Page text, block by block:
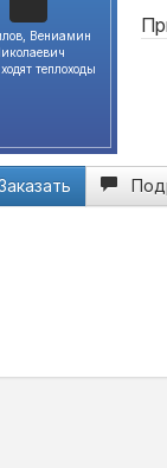
Вениамин
теплоходы